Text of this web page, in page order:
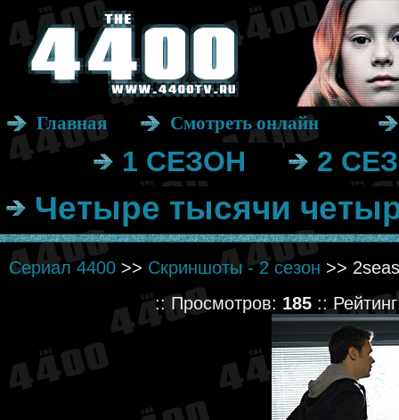
Главная Смотреть онлайн
1 СЕЗОН 2
Четыре тысячи
Сериал 4400 >> Скриншоты - 2 сезон >>
:: Просмотров: 185 ::